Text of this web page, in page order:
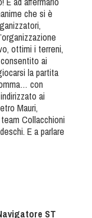
che si è
ottimi i terreni,
ai
la partita
con
ai
Mauri,
Collacchioni
E a parlare
ST
Sporting
caccia